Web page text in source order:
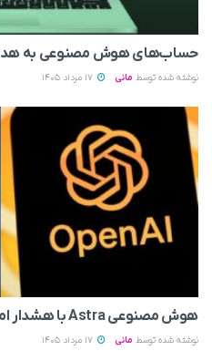
حساب‌های هوش مصنوعی به
نوشته شده توسط مانی
هوش مصنوعی Astra با هشدار امنیت سایبری روبه‌رو شد
نوشته شده توسط مانی